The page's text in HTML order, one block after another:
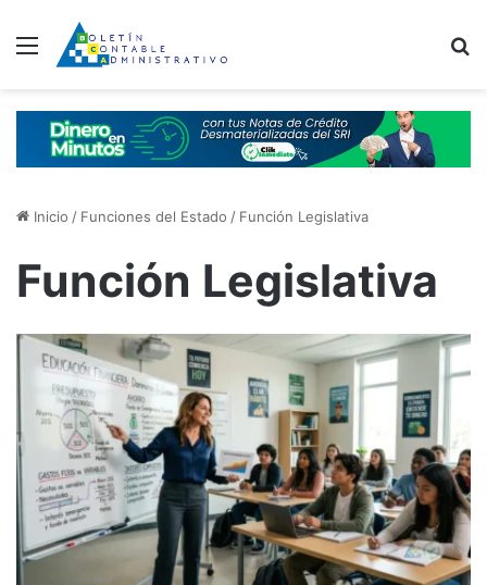
Menú
Inicio / Funciones del Estado / Función Legislativa
Función Legislativa